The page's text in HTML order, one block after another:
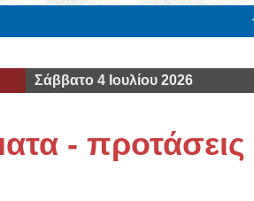
Σάββατο 4 Ιουλίου 2026
- προτάσεις